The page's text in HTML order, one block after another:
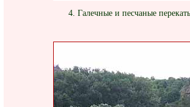
4. Галечные и песчаные